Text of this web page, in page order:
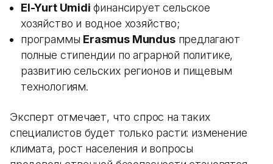
El-Yurt Umidi финансирует сельское
хозяйство и водное хозяйство;
программы Erasmus Mundusпредлагают
полные стипендии по аграрной политике,
развитию сельских регионов и пищевым
технологиям.
Эксперт отмечает, что спрос на таких
специалистов будет только расти: изменение
климата, рост населения и вопросы